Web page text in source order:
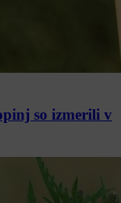
so izmerili v